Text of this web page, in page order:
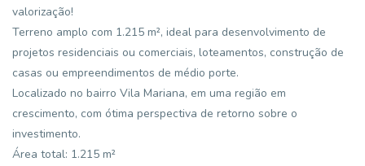
valorização!
Terreno amplo com 1.215 m², ideal para desenvolvimento de
projetos residenciais ou comerciais, loteamentos, construção de
casas ou empreendimentos de médio porte.
Localizado no bairro Vila Mariana, em uma região em
crescimento, com ótima perspectiva de retorno sobre o
investimento.
Área total: 1.215 m²